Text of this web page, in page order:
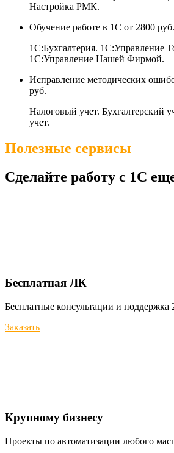
Настройка РМК.
Обучение работе в 1С от 2800 руб.
1С:Бухгалтерия. 1С:Управление
1С:Управление Нашей Фирмой.
Исправление методических
руб.
Налоговый учет. Бухгалтерский
учет.
Полезные сервисы
Сделайте работу с 1С
Бесплатная ЛК
Бесплатные консультации и поддержка
Заказать
Крупному бизнесу
Проекты по автоматизации любого